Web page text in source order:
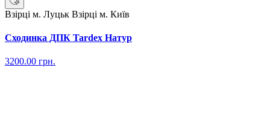
Взірці м. Луцьк Взірці м. Київ
Сходинка ДПК Tardex Натур
3200.00 грн.